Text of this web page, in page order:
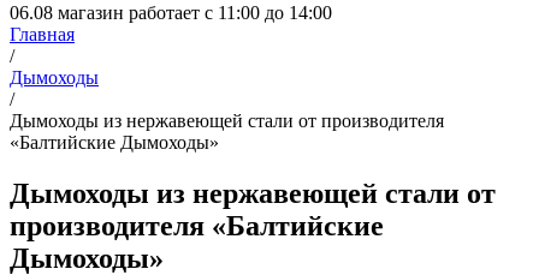
06.08 магазин работает с 11:00 до 14:00
Главная
/
Дымоходы
/
Дымоходы из нержавеющей стали от производителя
«Балтийские Дымоходы»
Дымоходы из нержавеющей стали от
производителя «Балтийские
Дымоходы»